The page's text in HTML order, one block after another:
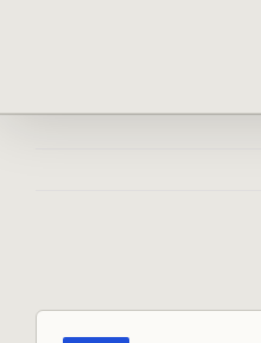
conteúdo
Larger